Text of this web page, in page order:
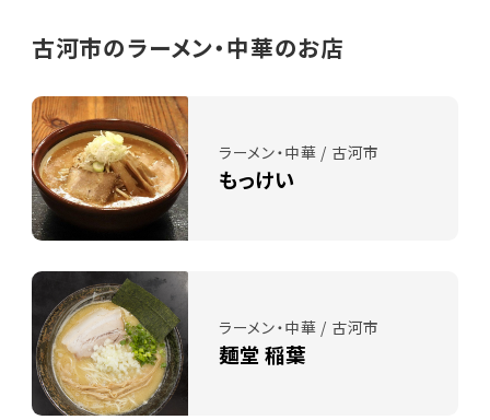
古河市のラーメン・中華のお店
ラーメン・中華 / 古河市
もっけい
ラーメン・中華 / 古河市
麺堂 稲葉